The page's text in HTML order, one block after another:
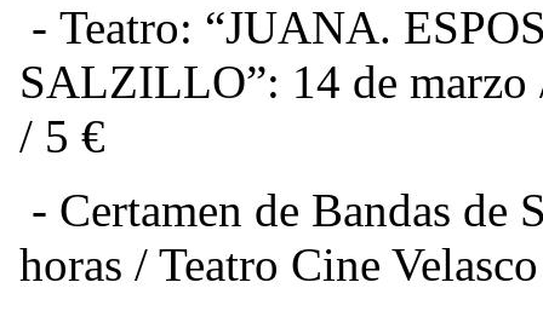
- Teatro: “JUANA.
SALZILLO”: 14 de
/ 5 €
- Certamen de Bandas de
horas / Teatro Cine Velasco